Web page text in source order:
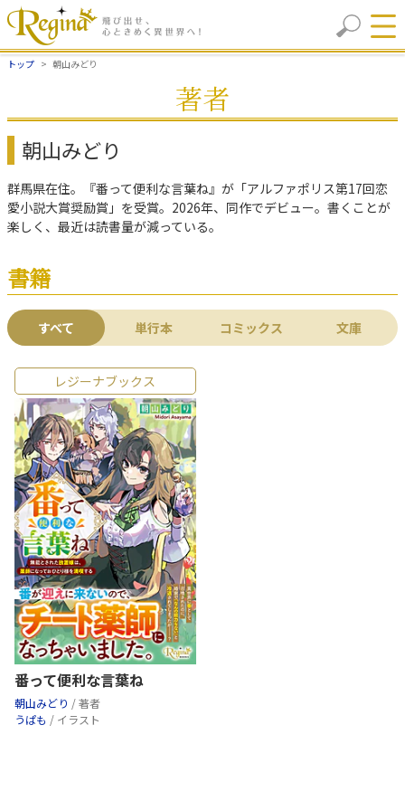
トップ 朝山みどり
著者
朝山みどり
群馬県在住。『番って便利な言葉ね』が「アルファポリス第17回恋
愛小説大賞奨励賞」を受賞。2026年、同作でデビュー。書くことが
楽しく、最近は読書量が減っている。
書籍
すべて 単行本 コミックス 文庫
レジーナブックス
番って便利な言葉ね
朝山みどり / 著者
うぱも / イラスト